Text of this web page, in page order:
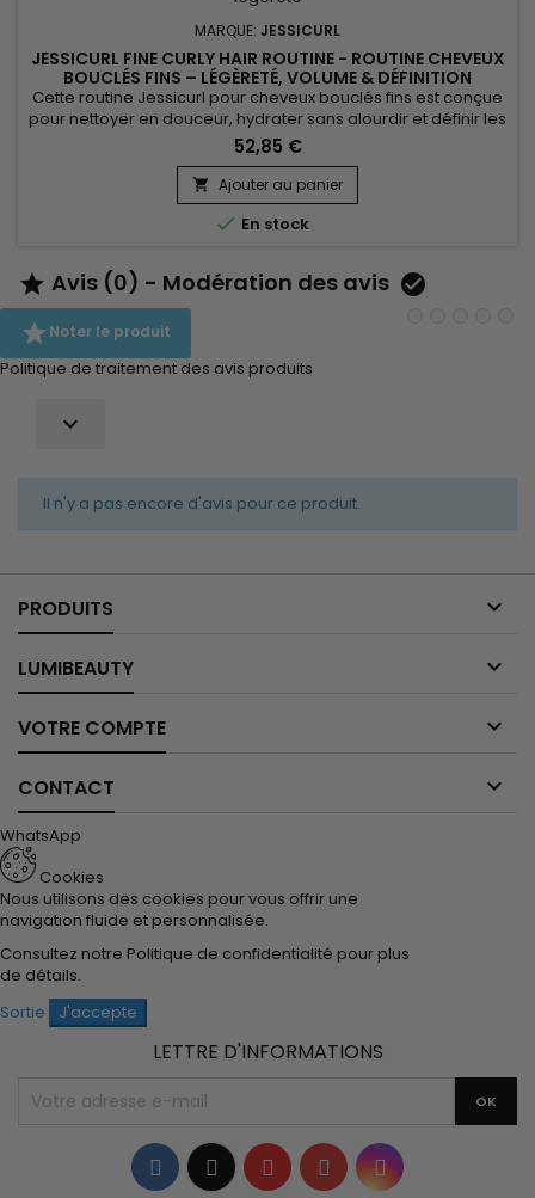
MARQUE: JESSICURL
JESSICURL FINE CURLY HAIR ROUTINE - ROUTINE CHEVEUX
BOUCLÉS FINS – LÉGÈRETÉ, VOLUME & DÉFINITION
Cette routine Jessicurl pour cheveux bouclés fins est conçue
pour nettoyer en douceur, hydrater sans alourdir et définir les
boucles tout en préservant le volume naturel. Elle associe
Jessicurl Gentle Lather Shampoo, Jessicurl Aloeba Daily
Conditioner et Jessicurl Gelebration Spray pour offrir une
routine équilibrée, idéale pour les cheveux fins qui...
52,85 €
 Ajouter au panier
 En stock
 Avis (0) - Modération des avis 
Noter le produit
Politique de traitement des avis produits

Il n'y a pas encore d'avis pour ce produit.
PRODUITS 
LUMIBEAUTY 
VOTRE COMPTE 
CONTACT 
WhatsApp
Cookies
Nous utilisons des cookies pour vous offrir une
navigation fluide et personnalisée.
Consultez notre Politique de confidentialité pour plus
de détails.
Sortie
J'accepte
LETTRE D'INFORMATIONS
Facebook
TwitterYouTubePinterestInstagram